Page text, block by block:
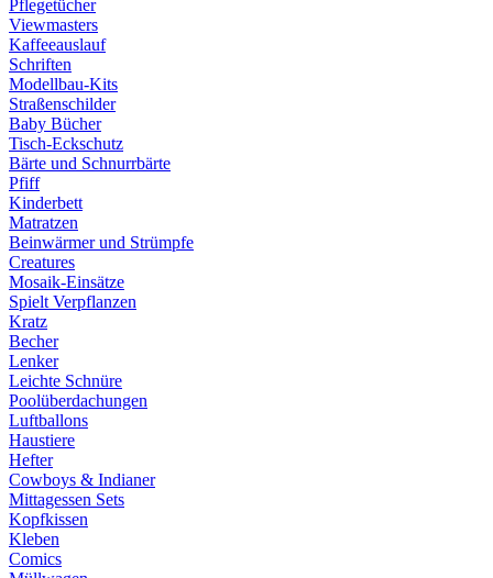
Pflegetücher
Viewmasters
Kaffeeauslauf
Schriften
Modellbau-Kits
Straßenschilder
Baby Bücher
Tisch-Eckschutz
Bärte und Schnurrbärte
Pfiff
Kinderbett
Matratzen
Beinwärmer und Strümpfe
Creatures
Mosaik-Einsätze
Spielt Verpflanzen
Kratz
Becher
Lenker
Leichte Schnüre
Poolüberdachungen
Luftballons
Haustiere
Hefter
Cowboys & Indianer
Mittagessen Sets
Kopfkissen
Kleben
Comics